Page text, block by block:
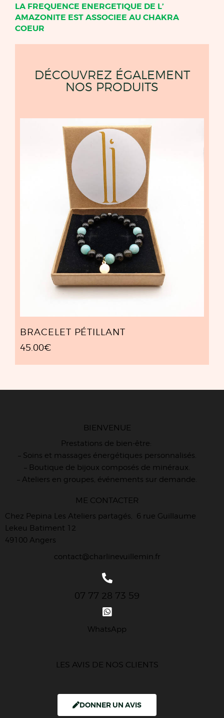
LA FREQUENCE ENERGETIQUE DE L’
AMAZONITE EST ASSOCIEE AU CHAKRA
COEUR
DÉCOUVREZ ÉGALEMENT
NOS PRODUITS
BRACELET PÉTILLANT
45.00€
BIENVENUE
Prestations de bien-être:
– Soins et massages énergétiques personnalisés.
– Boutique de bijoux composés de minéraux.
– Ateliers en groupes, événements sur demande.
ME CONTACTER
Chez Pepina Les Ateliers partagés, 6 rue Guillaume
Lekeu Batiment 12
49100 Angers
contact@charlinevuillemin.fr
07 77 28 73 59
WhatsApp
LES AVIS DE NOS CLIENTS
DONNER UN AVIS